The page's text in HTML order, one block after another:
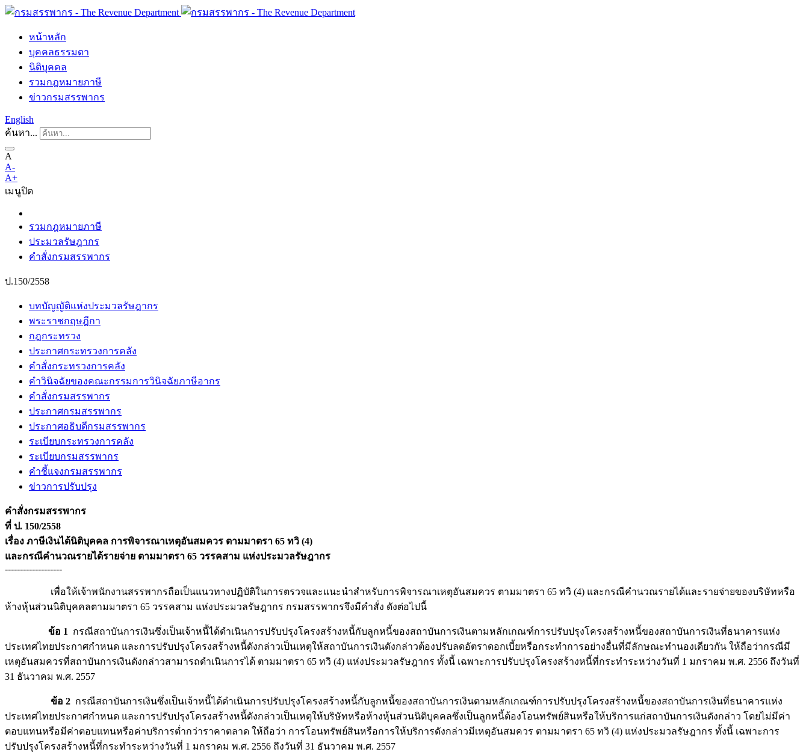
หน้าหลัก
บุคคลธรรมดา
นิติบุคคล
รวมกฎหมายภาษี
ข่าวกรมสรรพากร
English
ค้นหา...
A
A-
A+
เมนูปิด
รวมกฎหมายภาษี
ประมวลรัษฎากร
คำสั่งกรมสรรพากร
ป.150/2558
บทบัญญัติแห่งประมวลรัษฎากร
พระราชกฤษฎีกา
กฎกระทรวง
ประกาศกระทรวงการคลัง
คำสั่งกระทรวงการคลัง
คำวินิจฉัยของคณะกรรมการวินิจฉัยภาษีอากร
คำสั่งกรมสรรพากร
ประกาศกรมสรรพากร
ประกาศอธิบดีกรมสรรพากร
ระเบียบกระทรวงการคลัง
ระเบียบกรมสรรพากร
คำชี้แจงกรมสรรพากร
ข่าวการปรับปรุง
คำสั่งกรมสรรพากร
ที่ ป. 150/2558
เรื่อง ภาษีเงินได้นิติบุคคล การพิจารณาเหตุอันสมควร ตามมาตรา 65 ทวิ (4)
และกรณีคำนวณรายได้รายจ่าย ตามมาตรา 65 วรรคสาม แห่งประมวลรัษฎากร
-------------------
เพื่อให้เจ้าพนักงานสรรพากรถือเป็นแนวทางปฏิบัติในการตรวจและแนะนำสำหรับการพิจารณาเหตุอันสมควร ตามมาตรา 65 ทวิ (4) และกรณีคำนวณรายได้และรายจ่ายของบริษัทหรือ
ห้างหุ้นส่วนนิติบุคคลตามมาตรา 65 วรรคสาม แห่งประมวลรัษฎากร กรมสรรพากรจึงมีคำสั่ง ดังต่อไปนี้
ข้อ 1
กรณีสถาบันการเงินซึ่งเป็นเจ้าหนี้ได้ดำเนินการปรับปรุงโครงสร้างหนี้กับลูกหนี้ของสถาบันการเงินตามหลักเกณฑ์การปรับปรุงโครงสร้างหนี้ของสถาบันการเงินที่ธนาคารแห่ง
ประเทศไทยประกาศกำหนด และการปรับปรุงโครงสร้างหนี้ดังกล่าวเป็นเหตุให้สถาบันการเงินดังกล่าวต้องปรับลดอัตราดอกเบี้ยหรือกระทำการอย่างอื่นที่มีลักษณะทำนองเดียวกัน ให้ถือว่ากรณีมี
เหตุอันสมควรที่สถาบันการเงินดังกล่าวสามารถดำเนินการได้ ตามมาตรา 65 ทวิ (4) แห่งประมวลรัษฎากร ทั้งนี้ เฉพาะการปรับปรุงโครงสร้างหนี้ที่กระทำระหว่างวันที่ 1 มกราคม พ.ศ. 2556 ถึงวันที่
31 ธันวาคม พ.ศ. 2557
ข้อ 2 กรณีสถาบันการเงินซึ่งเป็นเจ้าหนี้ได้ดำเนินการปรับปรุงโครงสร้างหนี้กับลูกหนี้ของสถาบันการเงินตามหลักเกณฑ์การปรับปรุงโครงสร้างหนี้ของสถาบันการเงินที่ธนาคารแห่ง
ประเทศไทยประกาศกำหนด และการปรับปรุงโครงสร้างหนี้ดังกล่าวเป็นเหตุให้บริษัทหรือห้างหุ้นส่วนนิติบุคคลซึ่งเป็นลูกหนี้ต้องโอนทรัพย์สินหรือให้บริการแก่สถาบันการเงินดังกล่าว โดยไม่มีค่า
ตอบแทนหรือมีค่าตอบแทนหรือค่าบริการต่ำกว่าราคาตลาด ให้ถือว่า การโอนทรัพย์สินหรือการให้บริการดังกล่าวมีเหตุอันสมควร ตามมาตรา 65 ทวิ (4) แห่งประมวลรัษฎากร ทั้งนี้ เฉพาะการ
ปรับปรุงโครงสร้างหนี้ที่กระทำระหว่างวันที่ 1 มกราคม พ.ศ. 2556 ถึงวันที่ 31 ธันวาคม พ.ศ. 2557